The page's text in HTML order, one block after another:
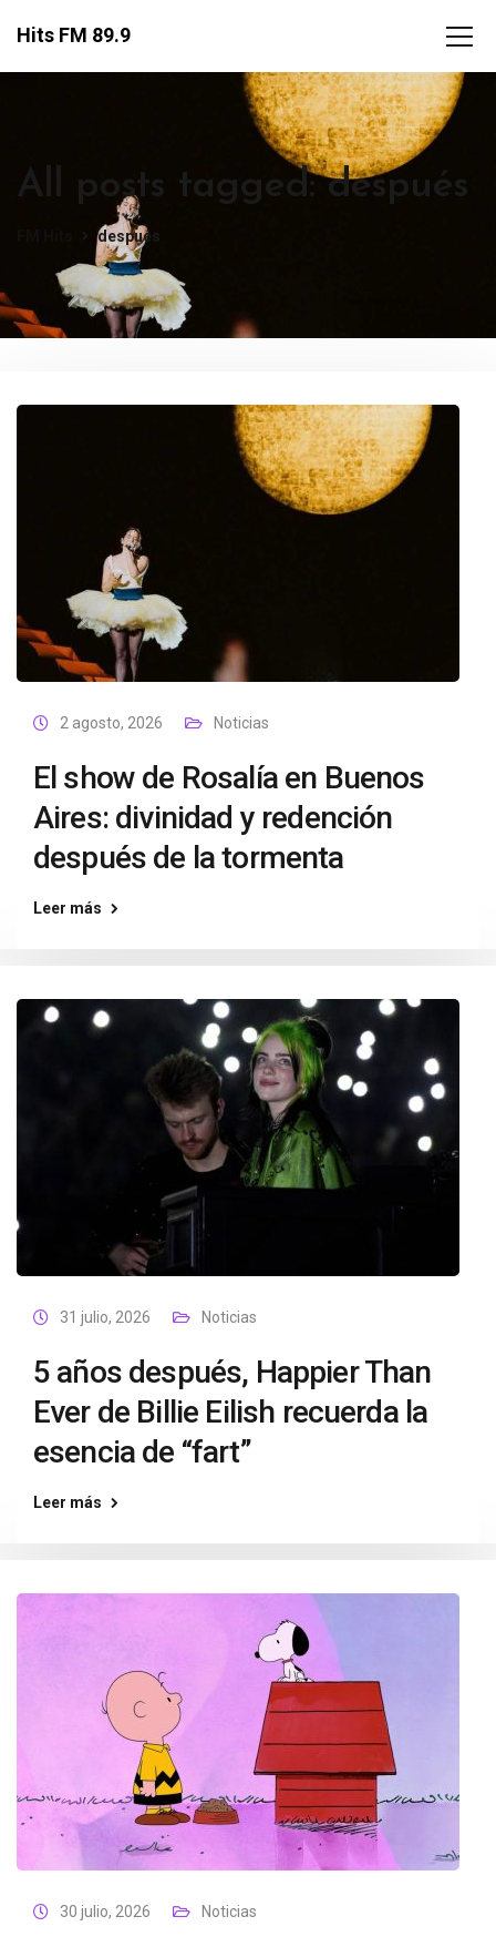
Hits FM 89.9
All posts tagged: después
después
2 agosto, 2026 Noticias
El show de Rosalía en Buenos
Aires: divinidad y redención
después de la tormenta
Leer más
31 julio, 2026 Noticias
5 años después, Happier Than
Ever de Billie Eilish recuerda la
esencia de “fart”
Leer más
30 julio, 2026 Noticias